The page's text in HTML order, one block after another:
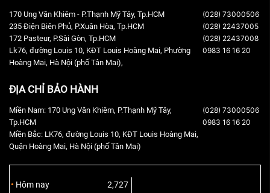
170 Ung Văn Khiêm - P.Thạnh Mỹ Tây, Tp.HCM
235 Điện Biên Phủ, P.Xuân Hòa, Tp.HCM
172 Pasteur, P.Sài Gòn, Tp.HCM
Lk76, đường Louis 10, KĐT Louis Hoàng Mai, Phường
Hoàng Mai, Hà Nội (phố Tân Mai),
(028) 73000506
(028) 22437005
(028) 22437008
0983 16 16 20
ĐỊA CHỈ BẢO HÀNH
Miền Nam: 170 Ung Văn Khiêm, P.Thạnh Mỹ Tây,
Tp.HCM
Miền Bắc: LK76, đường Louis 10, KĐT Louis Hoàng Mai,
Quận Hoàng Mai, Hà Nội (phố Tân Mai)
(028) 73000506
0983 16 16 20
Hôm nay 2,727